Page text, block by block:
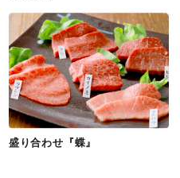
盛り合わせ『蝶』